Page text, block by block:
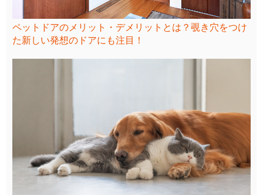
ペットドアのメリット・デメリットとは？覗き穴をつけ
た新しい発想のドアにも注目！